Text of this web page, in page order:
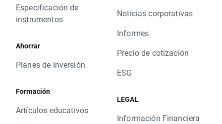
Especificación de
instrumentos
Ahorrar
Planes de Inversión
Formación
Artículos educativos
Noticias corporativas
Informes
Precio de cotización
ESG
LEGAL
Información Financiera